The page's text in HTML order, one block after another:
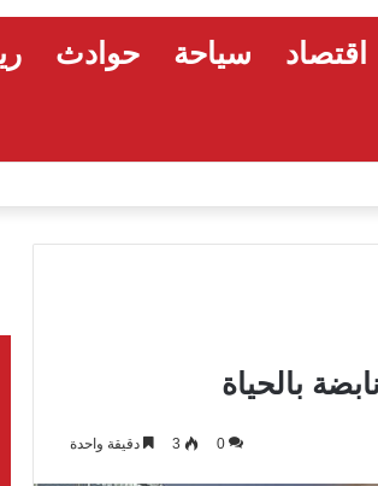
اقتصاد سياحة حوادث
بالحياة
0
3 دقيقة واحدة